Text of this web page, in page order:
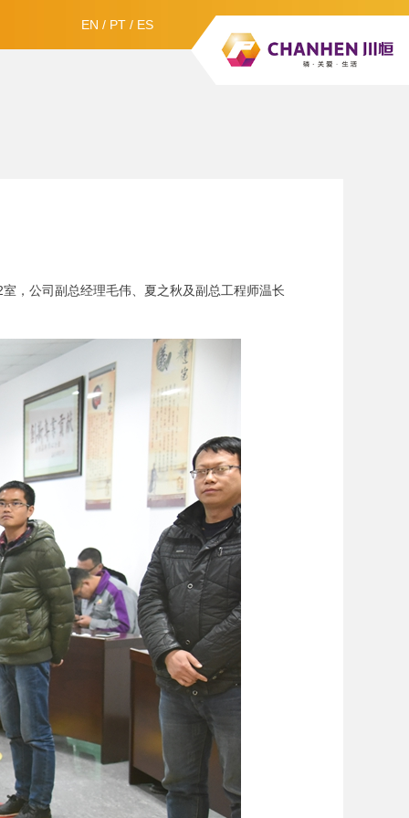
EN / PT / ES
，公司副总经理毛伟、夏之秋及副总工程师温长